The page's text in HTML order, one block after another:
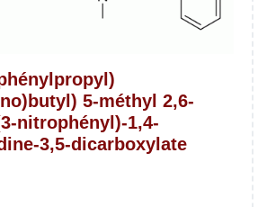
5-méthyl 2,6-
nitrophényl)-1,4-
3,5-dicarboxylate